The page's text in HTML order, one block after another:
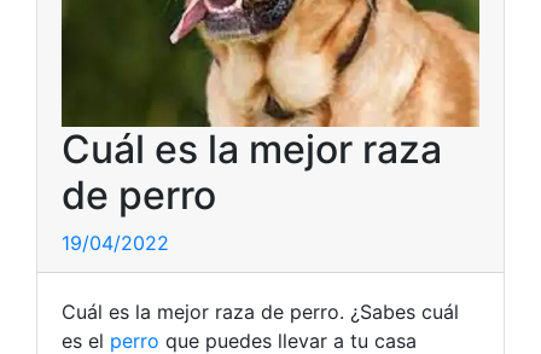
Cuál es la mejor raza
de perro
19/04/2022
Cuál es la mejor raza de perro. ¿Sabes cuál
es el perro que puedes llevar a tu casa